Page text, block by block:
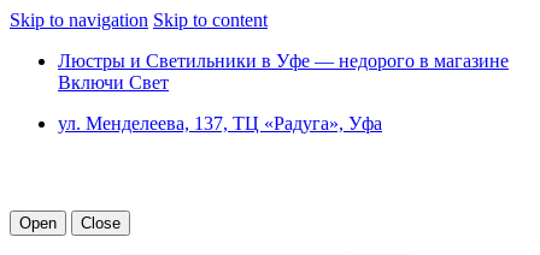
Skip to navigation Skip to content
Люстры и Светильники в Уфе — недорого в магазине
Включи Свет
ул. Менделеева, 137, ТЦ «Радуга», Уфа
Open Close